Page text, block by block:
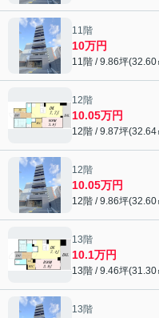
11階
10万円
11階 / 9.86坪(32.60
12階
10.05万円
12階 / 9.87坪(32.64
12階
10.05万円
12階 / 9.86坪(32.60
13階
10.1万円
13階 / 9.46坪(31.30
13階